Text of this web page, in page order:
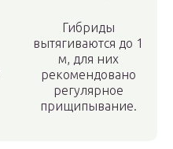
Гибриды
вытягиваются до 1
м, для них
рекомендовано
регулярное
прищипывание.